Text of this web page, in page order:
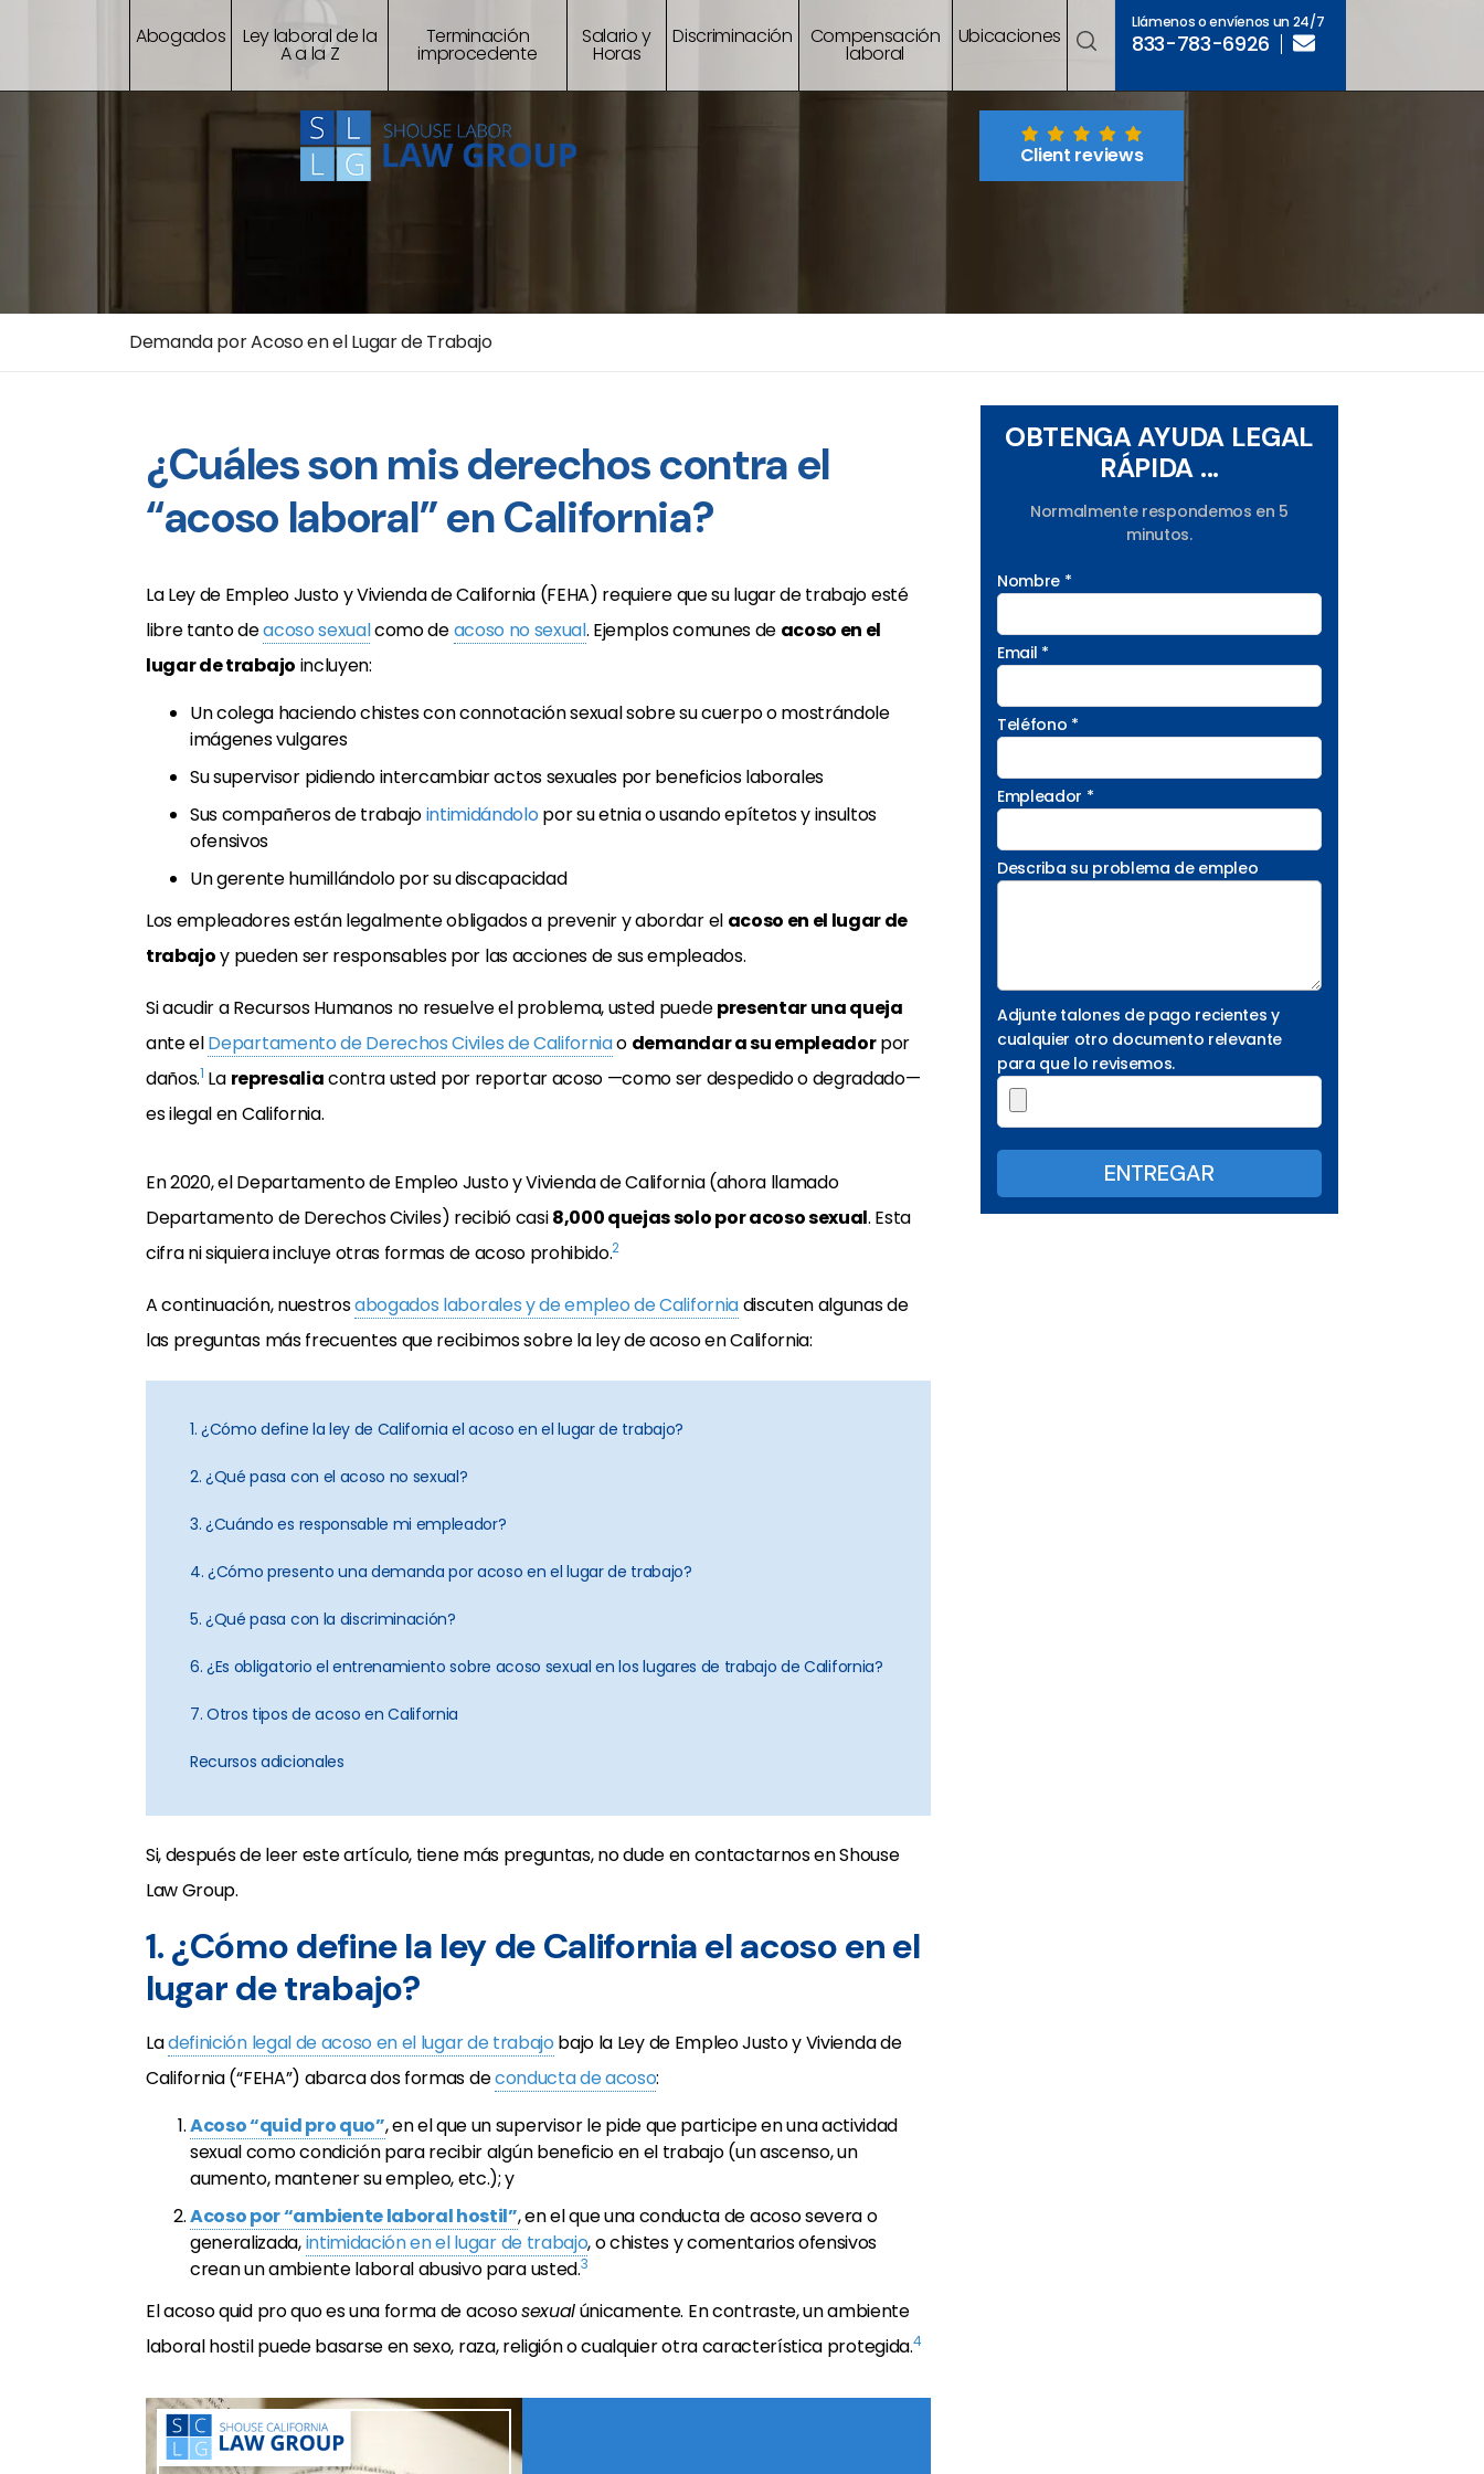
Abogados Ley laboral de la
A a la Z
Terminación
improcedente
Salario y
Horas
Discriminación Compensación
laboral
Ubicaciones
Llámenos o envíenos un 24/7
833-783-6926
Client reviews
Demanda por Acoso en el Lugar de Trabajo
¿Cuáles son mis derechos contra el
“acoso laboral” en California?
La Ley de Empleo Justo y Vivienda de California (FEHA) requiere que su lugar de trabajo esté
libre tanto deacoso sexualcomo deacoso no sexual. Ejemplos comunes de acoso en el
lugar de trabajo incluyen:
Un colega haciendo chistes con connotación sexual sobre su cuerpo o mostrándole
imágenes vulgares
Su supervisor pidiendo intercambiar actos sexuales por beneficios laborales
Sus compañeros de trabajointimidándolopor su etnia o usando epítetos y insultos
ofensivos
Un gerente humillándolo por su discapacidad
Los empleadores están legalmente obligados a prevenir y abordar el acoso en el lugar de
trabajoy pueden ser responsables por las acciones de sus empleados.
Si acudir a Recursos Humanos no resuelve el problema, usted puedepresentar una queja
ante elDepartamento de Derechos Civiles de Californiao demandar a su empleadorpor
daños.1 La represaliacontra usted por reportar acoso —como ser despedido o degradado—
es ilegal en California.
En 2020, el Departamento de Empleo Justo y Vivienda de California (ahora llamado
Departamento de Derechos Civiles) recibió casi8,000 quejas solo por acoso sexual. Esta
cifra ni siquiera incluye otras formas de acoso prohibido.2
A continuación, nuestrosabogados laborales y de empleo de Californiadiscuten algunas de
las preguntas más frecuentes que recibimos sobre la ley de acoso en California:
1. ¿Cómo define la ley de California el acoso en el lugar de trabajo?
2. ¿Qué pasa con el acoso no sexual?
3. ¿Cuándo es responsable mi empleador?
4. ¿Cómo presento una demanda por acoso en el lugar de trabajo?
5. ¿Qué pasa con la discriminación?
6. ¿Es obligatorio el entrenamiento sobre acoso sexual en los lugares de trabajo de California?
7. Otros tipos de acoso en California
Recursos adicionales
Si, después de leer este artículo, tiene más preguntas, no dude en contactarnos en Shouse
Law Group.
1. ¿Cómo define la ley de California el acoso en el
lugar de trabajo?
Ladefinición legal de acoso en el lugar de trabajo bajo la Ley de Empleo Justo y Vivienda de
California (“FEHA”) abarca dos formas deconducta de acoso:
Acoso “quid pro quo”, en el que un supervisor le pide que participe en una actividad
sexual como condición para recibir algún beneficio en el trabajo (un ascenso, un
aumento, mantener su empleo, etc.); y
Acoso por “ambiente laboral hostil”, en el que una conducta de acoso severa o
generalizada,intimidación en el lugar de trabajo, o chistes y comentarios ofensivos
crean un ambiente laboral abusivo para usted.3
El acoso quid pro quo es una forma de acososexualúnicamente. En contraste, un ambiente
laboral hostil puede basarse en sexo, raza, religión o cualquier otra característica protegida.4
OBTENGA AYUDA LEGAL
RÁPIDA ...
Normalmente respondemos en 5
minutos.
Nombre *
Email *
Teléfono *
Empleador *
Describa su problema de empleo
Adjunte talones de pago recientes y
cualquier otro documento relevante
para que lo revisemos.